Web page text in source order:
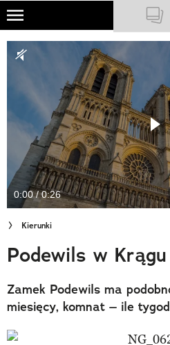
Skip
main
NATIONAL GEOGRAPHIC
PODCASTY
Sklep
Newsletter
Cuda Polski
Wielki Konkurs Fotograficzny
Trendbook Podróżniczy
Polecane
0:00 / 0:26
Kierunki
Podewils w Krągu
Zamek Podewils ma
miesięcy, komnat – ile